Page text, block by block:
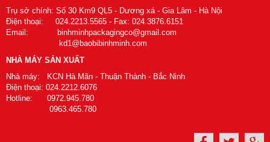
Trụ sở chính: Số 30 Km9 QL5 - Dương xá - Gia Lâm - Hà Nội
Điện thoại: 024.2213.5565 - Fax: 024.3876.6151
Email: binhminhpackagingco@gmail.com
kd1@baobibinhminh.com
NHÀ MÁY SẢN XUẤT
Nhà máy: KCN Hà Mãn - Thuận Thành - Bắc Ninh
Điện thoại: 024.2212.6076
Hotline: 0972.945.780
0963.465.780